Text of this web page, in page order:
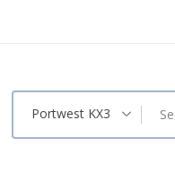
Portwest KX3